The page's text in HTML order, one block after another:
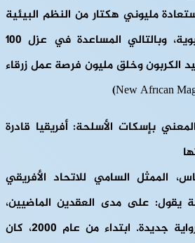
مليوني هكتار من النظم البيئية
الساحلية والبحرية الحيوية، وبالتالي المساعدة في عزل 100
الكربون وخلق مليون فرصة عمل زرقاء
بإسكات الأسلحة: أفريقيا قادرة
الممثل السامي للاتحاد الأفريقي
يقول: على مدى العقدين الماضيين،
خلقت القارة الأفريقية رواية جديدة. ابتداء من عام 2000، كان